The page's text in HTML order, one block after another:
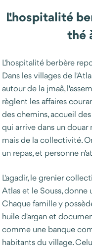
L'hospitalité
thé
L'hospitalité berbère
Dans les villages de
autour de la jmaâ,
règlent les affaires
des chemins, accueil
qui arrive dans un douar
mais de la collectivité.
un repas, et personne
L'agadir, le grenier
Atlas et le Souss,
Chaque famille y
huile d'argan et
comme une banque
habitants du village.